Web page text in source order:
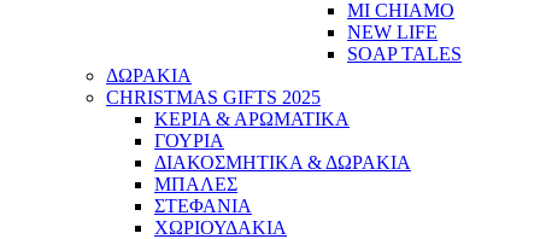
MI CHIAMO
NEW LIFE
SOAP TALES
ΔΩΡΑΚΙΑ
CHRISTMAS GIFTS 2025
ΚΕΡΙΑ & ΑΡΩΜΑΤΙΚΑ
ΓΟΥΡΙΑ
ΔΙΑΚΟΣΜΗΤΙΚΑ & ΔΩΡΑΚΙΑ
ΜΠΑΛΕΣ
ΣΤΕΦΑΝΙΑ
ΧΩΡΙΟΥΔΑΚΙΑ